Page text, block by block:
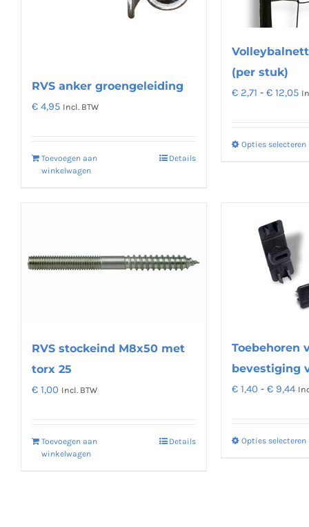
RVS anker groengeleiding
€ 4,95 Incl. BTW
Toevoegen aan
winkelwagen
Details
(per stuk)
€ 2,71 - € 12,05
€
Opties selecteren
RVS stockeind M8x50 met
torx 25
€ 1,00 Incl. BTW
Toevoegen aan
winkelwagen
Details
Toebehoren
bevestiging
€ 1,40 - € 9,44
€
Opties selecteren